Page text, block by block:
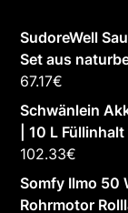
SudoreWell
Set aus
67.17€
Schwänlein
| 10 L Füllinhalt |
102.33€
Somfy Ilmo 50
Rohrmotor